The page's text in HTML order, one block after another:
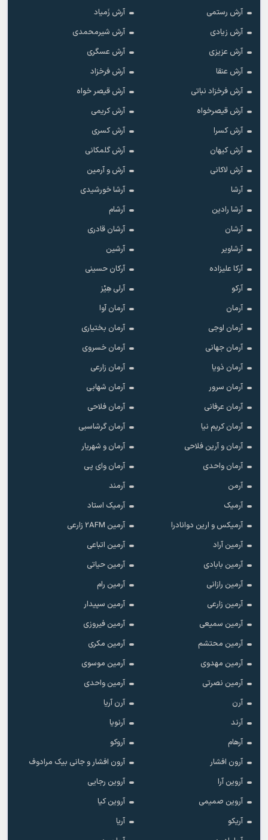
آرش رستمی
آرش زَمیاد
آرش زیادی
آرش شیرمحمدی
آرش عزیزی
آرش عسگری
آرش عنقا
آرش فرخزاد
آرش فرخزاد نباتی
آرش قیصر خواه
آرش قیصرخواه
آرش کریمی
آرش کسرا
آرش کسری
آرش کیهان
آرش گلمکانی
آرش لاکانی
آرش و آرمین
آرشا
آرشا خورشیدی
آرشا رادین
آرشام
آرشان
آرشان قادری
آرشاویر
آرشین
آرکا علیزاده
آرکان حسینی
آرکو
آرلی هِیْز
آرمان
آرمان آوا
آرمان اوجی
آرمان بختیاری
آرمان جهانی
آرمان خسروی
آرمان ذویا
آرمان زارعی
آرمان سرور
آرمان شهابی
آرمان عرفانی
آرمان فلاحی
آرمان کریم نیا
آرمان گرشاسبی
آرمان و آرین فلاحی
آرمان و شهریار
آرمان واحدی
آرمان وای پی
آرمن
آرمند
آرمیک
آرمیک استاد
آرمیکس و ارین دوانادرا
آرمین 2AFM زارعی
آرمین آراد
آرمین اتباعی
آرمین بابادی
آرمین حیاتی
آرمین رازانی
آرمین رام
آرمین زارعی
آرمین سپیدار
آرمین سمیعی
آرمین فیروزی
آرمین محتشم
آرمین مکری
آرمین مهدوی
آرمین موسوی
آرمین نصرتی
آرمین واحدی
آرن
آرن آریا
آرند
آرنویا
آرهام
آروکو
آرون افشار
آرون افشار و جانی بیک مرادوف
آروین آرا
آروین رجایی
آروین صمیمی
آروین کیا
آریکو
آریا